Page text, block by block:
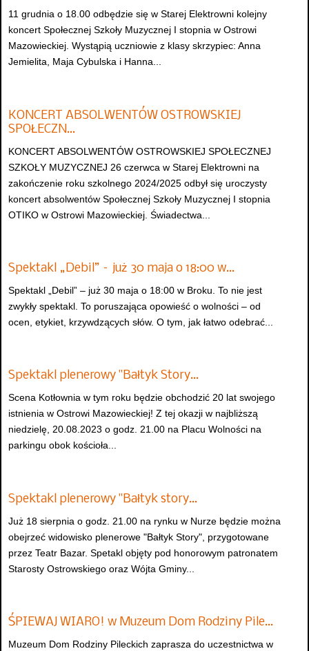
11 grudnia o 18.00 odbędzie się w Starej Elektrowni kolejny
koncert Społecznej Szkoły Muzycznej I stopnia w Ostrowi
Mazowieckiej. Wystąpią uczniowie z klasy skrzypiec: Anna
Jemielita, Maja Cybulska i Hanna...
KONCERT ABSOLWENTÓW OSTROWSKIEJ
SPOŁECZN…
KONCERT ABSOLWENTÓW OSTROWSKIEJ SPOŁECZNEJ
SZKOŁY MUZYCZNEJ 26 czerwca w Starej Elektrowni na
zakończenie roku szkolnego 2024/2025 odbył się uroczysty
koncert absolwentów Społecznej Szkoły Muzycznej I stopnia
OTIKO w Ostrowi Mazowieckiej. Świadectwa...
Spektakl „Debil” – już 30 maja o 18:00 w…
Spektakl „Debil” – już 30 maja o 18:00 w Broku. To nie jest
zwykły spektakl. To poruszająca opowieść o wolności – od
ocen, etykiet, krzywdzących słów. O tym, jak łatwo odebrać...
Spektakl plenerowy "Bałtyk Story…
Scena Kotłownia w tym roku będzie obchodzić 20 lat swojego
istnienia w Ostrowi Mazowieckiej! Z tej okazji w najbliższą
niedzielę, 20.08.2023 o godz. 21.00 na Placu Wolności na
parkingu obok kościoła...
Spektakl plenerowy "Bałtyk story…
Już 18 sierpnia o godz. 21.00 na rynku w Nurze będzie można
obejrzeć widowisko plenerowe "Bałtyk Story", przygotowane
przez Teatr Bazar. Spetakl objęty pod honorowym patronatem
Starosty Ostrowskiego oraz Wójta Gminy...
ŚPIEWAJ WIARO! w Muzeum Dom Rodziny Pile…
Muzeum Dom Rodziny Pileckich zaprasza do uczestnictwa w